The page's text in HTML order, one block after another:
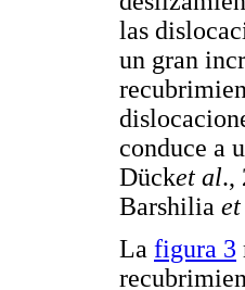
las
un gran
conduce a
Dücket al.,
Barshilia
La figura 3